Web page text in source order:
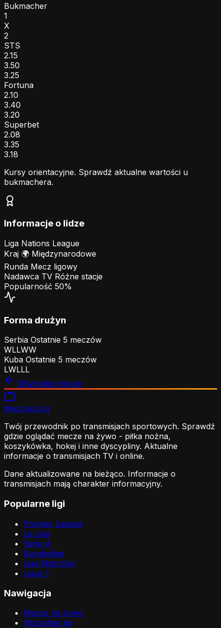
Bukmacher
1
X
2
STS
2.15
3.50
3.25
Fortuna
2.10
3.40
3.20
Superbet
2.08
3.35
3.18
Kursy orientacyjne. Sprawdź aktualne wartości u
bukmachera.
Informacje o lidze
Liga Nations League
Kraj 🌍 Międzynarodowe
Runda Mecz ligowy
Nadawca TV Różne stacje
Popularność 50%
Forma drużyn
Serbia Ostatnie 5 meczów
WLLWW
Kuba Ostatnie 5 meczów
LWLLL
Wszystkie mecze
Meczyki.org
Twój przewodnik po transmisjach sportowych. Sprawdź
gdzie oglądać mecze na żywo - piłka nożna,
koszykówka, hokej i inne dyscypliny. Aktualne
informacje o transmisjach TV i online.
Dane aktualizowane na bieżąco. Informacje o
transmisjach mają charakter informacyjny.
Popularne ligi
Premier League
La Liga
Serie A
Bundesliga
Liga Mistrzów
Ligue 1
Nawigacja
Mecze na żywo
Wszystkie ligi